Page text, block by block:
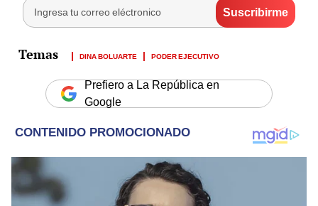
DINA BOLUARTE PODER EJECUTIVO
Prefiero a La República en
Google